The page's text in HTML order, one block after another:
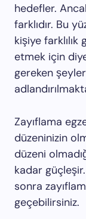
hedefler.
farklıdır. Bu
kişiye
etmek için
gereken
Zayıflama
düzeninizin
düzeni
kadar
sonra
geçebilirsiniz.